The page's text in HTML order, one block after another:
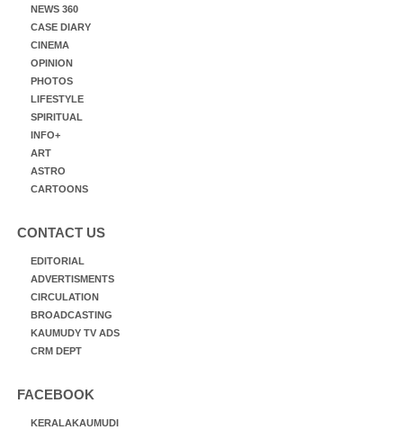
NEWS 360
CASE DIARY
CINEMA
OPINION
PHOTOS
LIFESTYLE
SPIRITUAL
INFO+
ART
ASTRO
CARTOONS
CONTACT US
EDITORIAL
ADVERTISMENTS
CIRCULATION
BROADCASTING
KAUMUDY TV ADS
CRM DEPT
FACEBOOK
KERALAKAUMUDI